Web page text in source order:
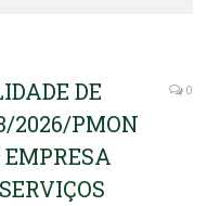
DE
2026/PMON
0